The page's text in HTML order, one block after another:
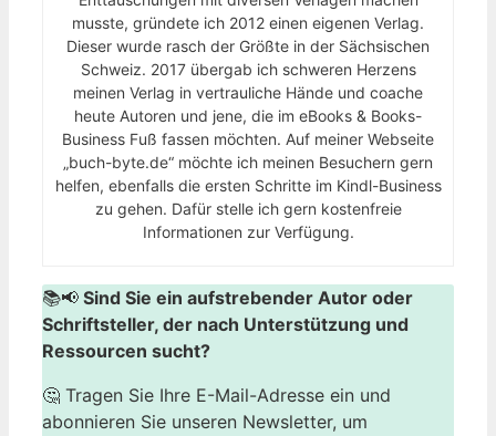
musste, gründete ich 2012 einen eigenen Verlag.
Dieser wurde rasch der Größte in der Sächsischen
Schweiz. 2017 übergab ich schweren Herzens
meinen Verlag in vertrauliche Hände und coache
heute Autoren und jene, die im eBooks & Books-
Business Fuß fassen möchten. Auf meiner Webseite
„buch-byte.de“ möchte ich meinen Besuchern gern
helfen, ebenfalls die ersten Schritte im Kindl-Business
zu gehen. Dafür stelle ich gern kostenfreie
Informationen zur Verfügung.
📚📢 Sind Sie ein aufstrebender Autor oder
Schriftsteller, der nach Unterstützung und
Ressourcen sucht?
🤔 Tragen Sie Ihre E-Mail-Adresse ein und
abonnieren Sie unseren Newsletter, um